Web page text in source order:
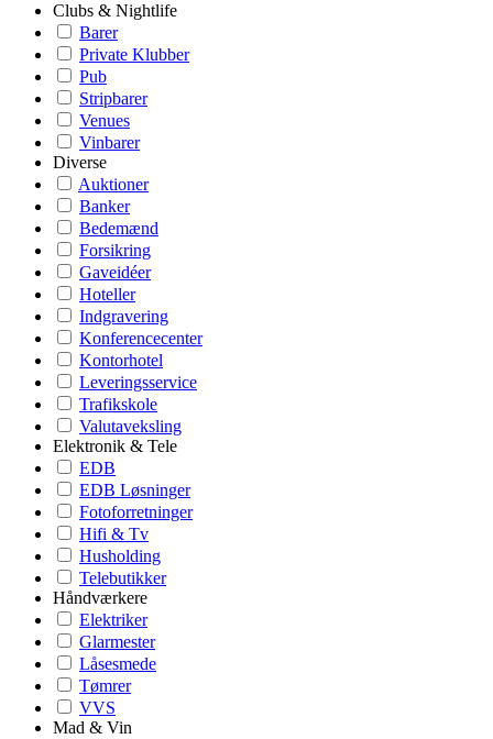
Clubs & Nightlife
Barer
Private Klubber
Pub
Stripbarer
Venues
Vinbarer
Diverse
Auktioner
Banker
Bedemænd
Forsikring
Gaveidéer
Hoteller
Indgravering
Konferencecenter
Kontorhotel
Leveringsservice
Trafikskole
Valutaveksling
Elektronik & Tele
EDB
EDB Løsninger
Fotoforretninger
Hifi & Tv
Husholding
Telebutikker
Håndværkere
Elektriker
Glarmester
Låsesmede
Tømrer
VVS
Mad & Vin